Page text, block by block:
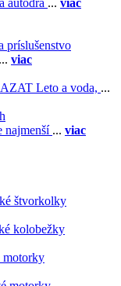
autodrá ... viac
príslušenstvo
... viac
Leto a voda, ...
najmenší ... viac
štvorkolky
kolobežky
motorky